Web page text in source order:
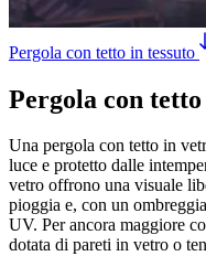
Pergola con tetto in tessuto
Pergola con
Una pergola con tetto in
luce e protetto dalle
vetro offrono una visuale
pioggia e, con un
UV. Per ancora maggiore
dotata di pareti in vetro o